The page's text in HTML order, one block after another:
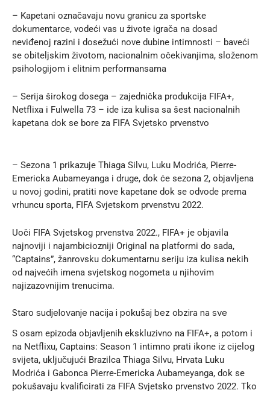
– Kapetani označavaju novu granicu za sportske
dokumentarce, vodeći vas u živote igrača na dosad
neviđenoj razini i dosežući nove dubine intimnosti – baveći
se obiteljskim životom, nacionalnim očekivanjima, složenom
psihologijom i elitnim performansama
– Serija širokog dosega – zajednička produkcija FIFA+,
Netflixa i Fulwella 73 – ide iza kulisa sa šest nacionalnih
kapetana dok se bore za FIFA Svjetsko prvenstvo
– Sezona 1 prikazuje Thiaga Silvu, Luku Modrića, Pierre-
Emericka Aubameyanga i druge, dok će sezona 2, objavljena
u novoj godini, pratiti nove kapetane dok se odvode prema
vrhuncu sporta, FIFA Svjetskom prvenstvu 2022.
Uoči FIFA Svjetskog prvenstva 2022., FIFA+ je objavila
najnoviji i najambiciozniji Original na platformi do sada,
“Captains”, žanrovsku dokumentarnu seriju iza kulisa nekih
od najvećih imena svjetskog nogometa u njihovim
najizazovnijim trenucima.
Staro sudjelovanje nacija i pokušaj bez obzira na sve
S osam epizoda objavljenih ekskluzivno na FIFA+, a potom i
na Netflixu, Captains: Season 1 intimno prati ikone iz cijelog
svijeta, uključujući Brazilca Thiaga Silvu, Hrvata Luku
Modrića i Gabonca Pierre-Emericka Aubameyanga, dok se
pokušavaju kvalificirati za FIFA Svjetsko prvenstvo 2022. Tko